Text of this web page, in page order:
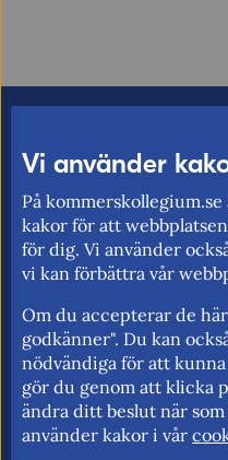
adressen om du
Ordverifiering
Vi använder
På
kakor för att
för dig. Vi använder
vi kan förbättra vår
Om du accepterar de
godkänner". Du kan
nödvändiga för att
gör du genom att klicka
ändra ditt beslut när
använder kakor i vår